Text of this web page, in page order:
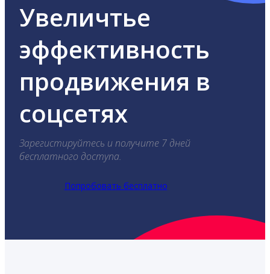
Увеличтье
эффективность
продвижения в
соцсетях
Зарегистируйтесь и получите 7 дней
бесплатного доступа.
Попробовать бесплатно